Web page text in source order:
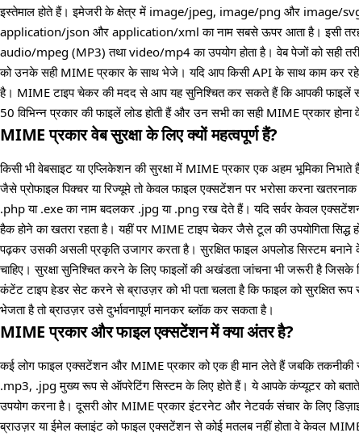
इस्तेमाल होते हैं। इमेजरी के क्षेत्र में image/jpeg, image/png और image/
application/json और application/xml का नाम सबसे ऊपर आता है। इसी
audio/mpeg (MP3) तथा video/mp4 का उपयोग होता है। वेब पेजों को सही
को उनके सही MIME प्रकार के साथ भेजे। यदि आप किसी API के साथ काम कर रहे
है। MIME टाइप चेकर की मदद से आप यह सुनिश्चित कर सकते हैं कि आपकी
50 विभिन्न प्रकार की फाइलें लोड होती हैं और उन सभी का सही MIME प्रकार
MIME प्रकार वेब सुरक्षा के लिए क्यों महत्वपूर्ण हैं?
किसी भी वेबसाइट या एप्लिकेशन की सुरक्षा में MIME प्रकार एक अहम भूमिका
जैसे प्रोफाइल पिक्चर या रिज्यूमे तो केवल फाइल एक्सटेंशन पर भरोसा करना खतरनाक
.php या .exe का नाम बदलकर .jpg या .png रख देते हैं। यदि सर्वर केवल
हैक होने का खतरा रहता है। यहीं पर MIME टाइप चेकर जैसे टूल की उपयोगिता
पढ़कर उसकी असली प्रकृति उजागर करता है। सुरक्षित फाइल अपलोड सिस्टम
चाहिए। सुरक्षा सुनिश्चित करने के लिए फाइलों की अखंडता जांचना भी जरूरी है जिसके
कंटेंट टाइप हेडर सेट करने से ब्राउज़र को भी पता चलता है कि फाइल को सुरक्षित
भेजता है तो ब्राउज़र उसे दुर्भावनापूर्ण मानकर ब्लॉक कर सकता है।
MIME प्रकार और फाइल एक्सटेंशन में क्या अंतर है?
कई लोग फाइल एक्सटेंशन और MIME प्रकार को एक ही मान लेते हैं जबकि
.mp3, .jpg मुख्य रूप से ऑपरेटिंग सिस्टम के लिए होते हैं। ये आपके कंप्यूटर को
उपयोग करना है। दूसरी ओर MIME प्रकार इंटरनेट और नेटवर्क संचार के लिए
ब्राउज़र या ईमेल क्लाइंट को फाइल एक्सटेंशन से कोई मतलब नहीं होता वे केवल